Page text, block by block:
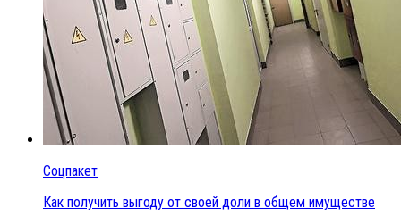
Соцпакет
Как получить выгоду от своей доли в общем имуществе